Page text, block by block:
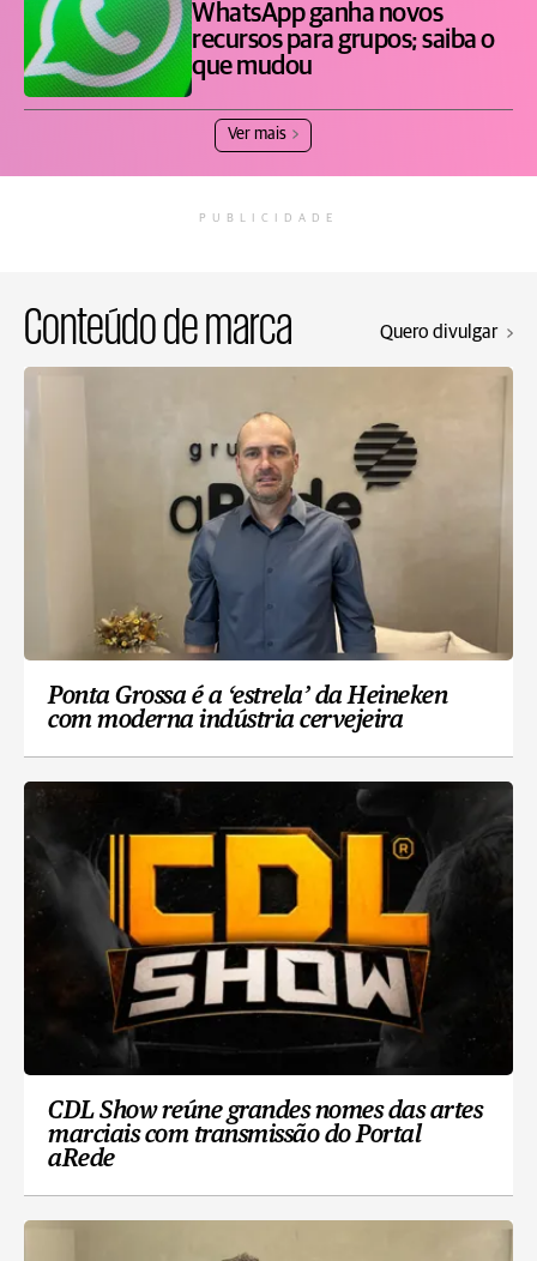
WhatsApp ganha novos
recursos para grupos; saiba o
que mudou
Ver mais
PUBLICIDADE
Conteúdo de marca Quero divulgar
Ponta Grossa é a ‘estrela’ da Heineken
com moderna indústria cervejeira
CDL Show reúne grandes nomes das artes
marciais com transmissão do Portal
aRede